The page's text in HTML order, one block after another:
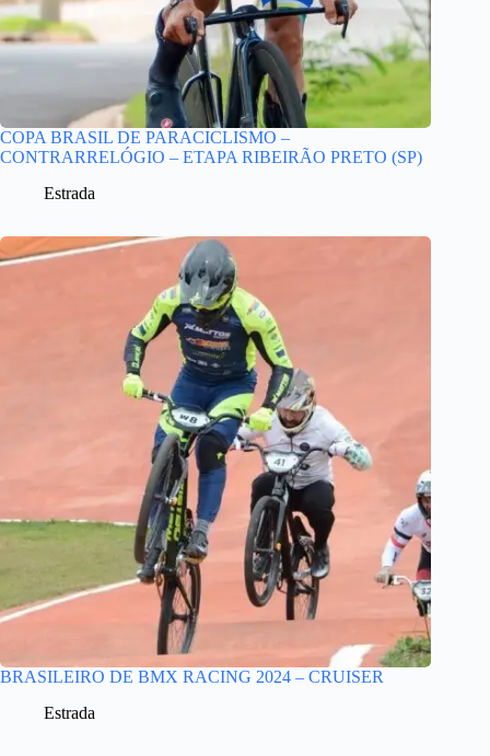
COPA BRASIL DE PARACICLISMO –
CONTRARRELÓGIO – ETAPA RIBEIRÃO PRETO (SP)
Estrada
BRASILEIRO DE BMX RACING 2024 – CRUISER
Estrada